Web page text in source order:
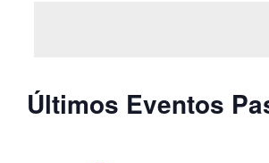
de
palabra
Últimos Eventos